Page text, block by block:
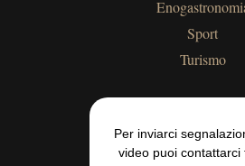
Sport
Turismo
Per inviarci
video puoi contattarci